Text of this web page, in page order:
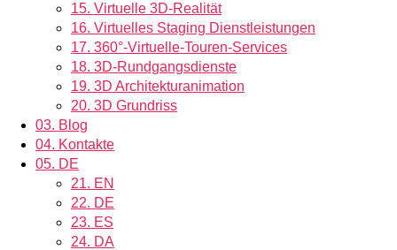
15. Virtuelle 3D-Realität
16. Virtuelles Staging Dienstleistungen
17. 360°-Virtuelle-Touren-Services
18. 3D-Rundgangsdienste
19. 3D Architekturanimation
20. 3D Grundriss
03. Blog
04. Kontakte
05. DE
21. EN
22. DE
23. ES
24. DA